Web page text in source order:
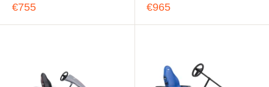
€755 €965